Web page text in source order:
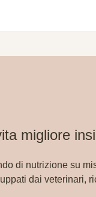
migliore
di nutrizione su
dai veterinari,